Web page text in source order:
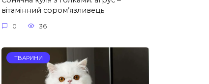
вітамінний сором’язливець
0 36
ТВАРИНИ